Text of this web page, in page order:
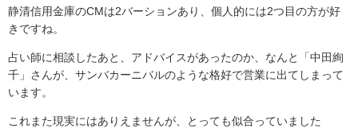
静清信用金庫のCM は2バーションあり、個人的には2つ目の方が好
きですね。
占い師に相談したあと、アドバイスがあったのか、なんと「中田絢
千」さんが、サンバカーニバルのような格好で営業に出てしまって
います。
これまた現実にはありえませんが、とっても似合っていました